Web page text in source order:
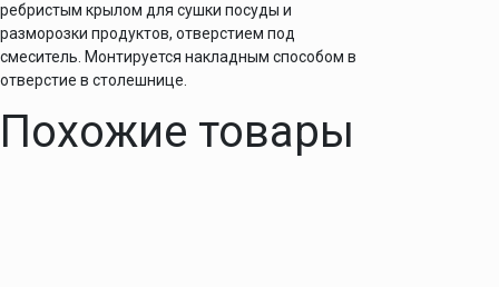
ребристым крылом для сушки посуды и
разморозки продуктов, отверстием под
смеситель. Монтируется накладным способом в
отверстие в столешнице.
Похожие товары